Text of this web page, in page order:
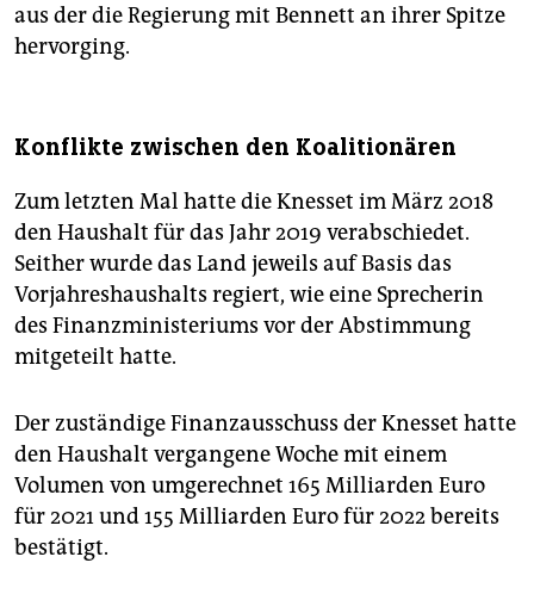
aus der die Regierung mit Bennett an ihrer Spitze
hervorging.
Konflikte zwischen den Koalitionären
Zum letzten Mal hatte die Knesset im März 2018
den Haushalt für das Jahr 2019 verabschiedet.
Seither wurde das Land jeweils auf Basis das
Vorjahreshaushalts regiert, wie eine Sprecherin
des Finanzministeriums vor der Abstimmung
mitgeteilt hatte.
Der zuständige Finanzausschuss der Knesset hatte
den Haushalt vergangene Woche mit einem
Volumen von umgerechnet 165 Milliarden Euro
für 2021 und 155 Milliarden Euro für 2022 bereits
bestätigt.